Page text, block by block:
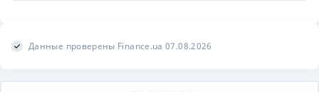
Данные проверены Finance.ua 07.08.2026